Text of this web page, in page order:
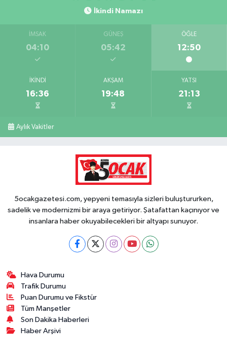
İkindi Namazı
İMSAK
04:10
GÜNEŞ
05:42
ÖĞLE
12:50
İKINDI
16:36
AKŞAM
19:48
YATSI
21:13
Aylık Vakitler
5ocakgazetesi.com, yepyeni temasıyla sizleri buluştururken,
sadelik ve modernizmi bir araya getiriyor. Şatafattan kaçınıyor ve
insanlara haber okuyabilecekleri bir altyapı sunuyor.
Hava Durumu
Trafik Durumu
Puan Durumu ve Fikstür
Tüm Manşetler
Son Dakika Haberleri
Haber Arşivi